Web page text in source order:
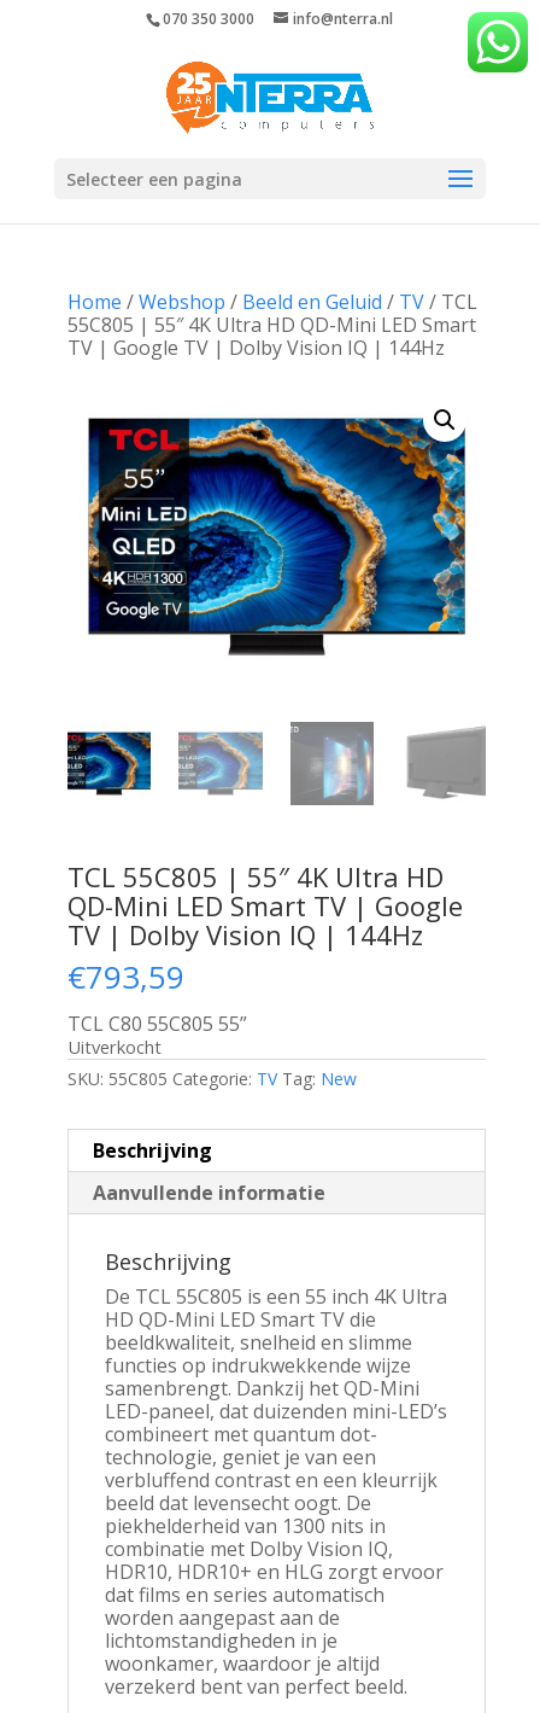
070 350 3000 info@nterra.nl
Selecteer een pagina
Home /Webshop / Beeld en Geluid / TV/ TCL
55C805 | 55″ 4K Ultra HD QD-Mini LED Smart
TV | Google TV | Dolby Vision IQ | 144Hz
TCL 55C805 | 55″ 4K Ultra HD
QD-Mini LED Smart TV | Google
TV | Dolby Vision IQ | 144Hz
€793,59
TCL C80 55C805 55”
Uitverkocht
SKU: 55C805 Categorie: TV Tag: New
Beschrijving
Aanvullende informatie
Beschrijving
De TCL 55C805 is een 55 inch 4K Ultra
HD QD-Mini LED Smart TV die
beeldkwaliteit, snelheid en slimme
functies op indrukwekkende wijze
samenbrengt. Dankzij het QD-Mini
LED-paneel, dat duizenden mini-LED’s
combineert met quantum dot-
technologie, geniet je van een
verbluffend contrast en een kleurrijk
beeld dat levensecht oogt. De
piekhelderheid van 1300 nits in
combinatie met Dolby Vision IQ,
HDR10, HDR10+ en HLG zorgt ervoor
dat films en series automatisch
worden aangepast aan de
lichtomstandigheden in je
woonkamer, waardoor je altijd
verzekerd bent van perfect beeld.